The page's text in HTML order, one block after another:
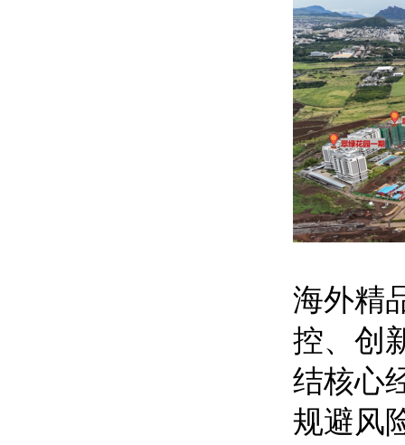
海外精
控、创
结核心
规避风